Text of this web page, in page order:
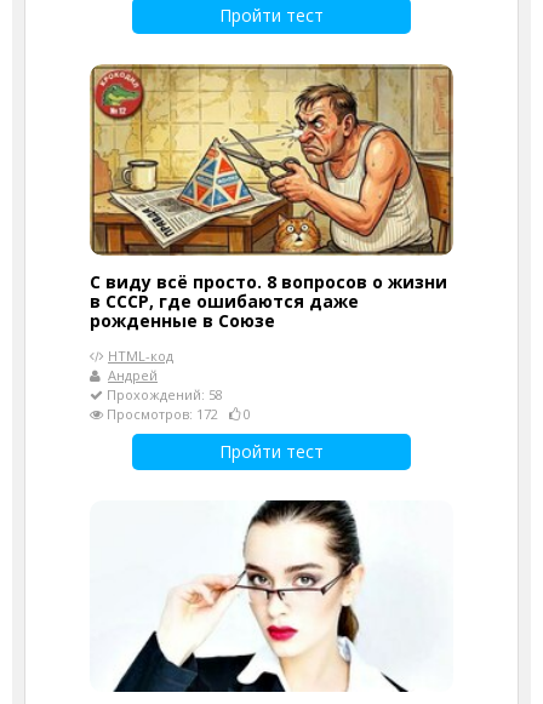
Пройти тест
С виду всё просто. 8 вопросов о жизни
в СССР, где ошибаются даже
рожденные в Союзе
HTML-код
Андрей
Прохождений: 58
Просмотров: 172
0
Пройти тест